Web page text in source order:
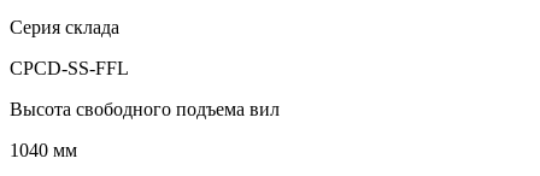
Серия склада
CPCD-SS-FFL
Высота свободного подъема вил
1040 мм